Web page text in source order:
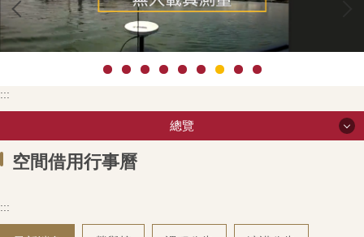
塊
:::
總覽
總覽
空間借用行事曆
:::